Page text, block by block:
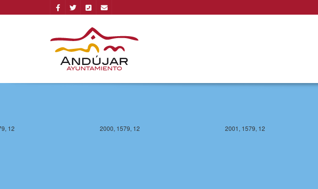
2001, 1579, 12
2000, 1579, 12
2000, 1578, 12
12